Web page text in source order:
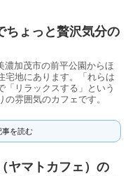
ちょっと贅沢気分の
濃加茂市の前平公園からほ
宅地にあります。「れらは
「リラックスする」という
雰囲気のカフェです。
事を読む
ヤマトカフェ）の